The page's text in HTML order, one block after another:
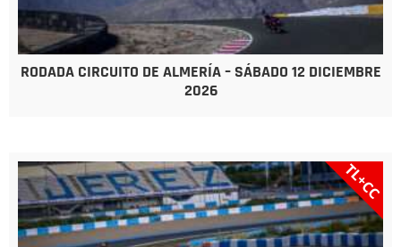
RODADA CIRCUITO DE ALMERÍA – SÁBADO 12 DICIEMBRE
2026
TL+CC